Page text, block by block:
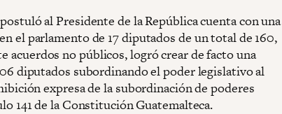
al Presidente de la República cuenta con una
el parlamento de 17 diputados de un total de 160,
acuerdos no públicos, logró crear de facto una
diputados subordinando el poder legislativo al
expresa de la subordinación de poderes
141 de la Constitución Guatemalteca.